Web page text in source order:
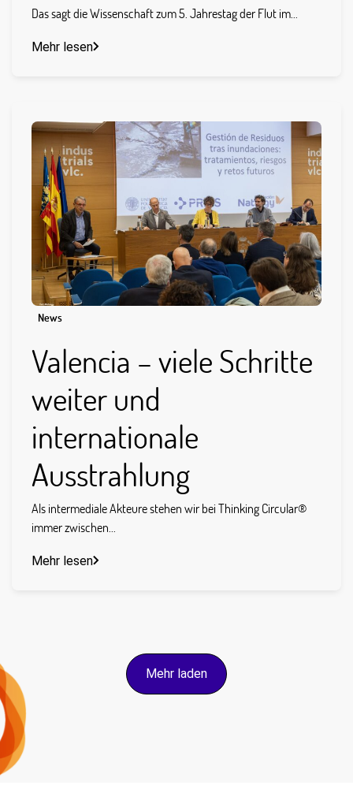
Das sagt die Wissenschaft zum 5. Jahrestag der Flut im...
Mehr lesen
News
Valencia – viele Schritte
weiter und
internationale
Ausstrahlung
Als intermediale Akteure stehen wir bei Thinking Circular®
immer zwischen...
Mehr lesen
Mehr laden